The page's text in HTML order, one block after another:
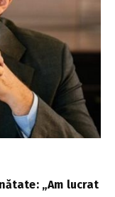
„Am lucrat